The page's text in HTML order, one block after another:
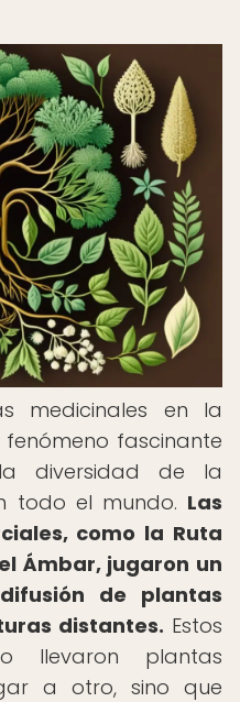
medicinales en la
fascinante
diversidad de la
todo el mundo. Las
como la Ruta
Ámbar, jugaron un
de plantas
distantes. Estos
llevaron plantas
a otro, sino que